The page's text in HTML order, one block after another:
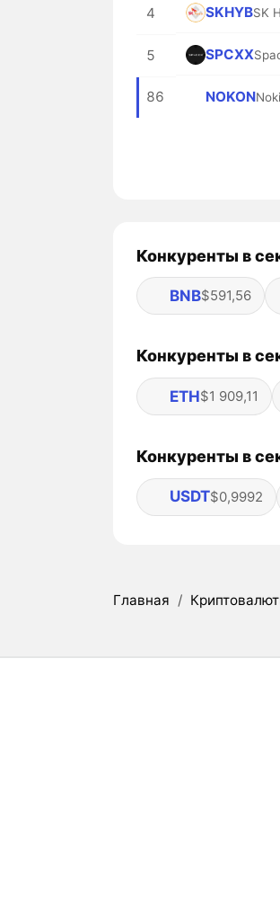
4 SKHYB
5 SPCXX
86 NOKON
Конкуренты в
BNB$591,56
Конкуренты в
ETH$1 909,11
Конкуренты в
USDT$0,9992
Главная /